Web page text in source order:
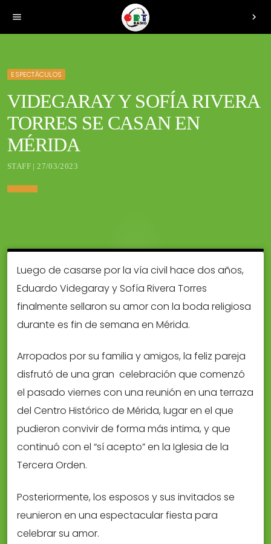
menu chevron_right
ESPECTÁCULOS
VIDEGARAY Y SOFÍA RIVERA
TORRES SE CASAN EN
MÉRIDA
STAFF | 27/03/2023
Luego de casarse por la vía civil hace dos años,
Eduardo Videgaray y Sofía Rivera Torres
finalmente sellaron su amor con la boda religiosa
durante es fin de semana en Mérida.
Arropados por su familia y amigos, la feliz pareja
disfrutó de una gran celebración que comenzó
el pasado viernes con una reunión en una terraza
del Centro Histórico de Mérida, lugar en el que
pudieron convivir de forma más intima, y que
continuó con el “sí acepto” en la Iglesia de la
Tercera Orden.
Posteriormente, los esposos y sus invitados se
reunieron en una espectacular fiesta para
celebrar su amor.